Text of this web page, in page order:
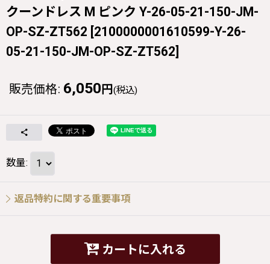
クーンドレス M ピンク Y-26-05-21-150-JM-
OP-SZ-ZT562 [2100000001610599-Y-26-
05-21-150-JM-OP-SZ-ZT562]
販売価格: 6,050 円 (税込)
数量:
返品特約に関する重要事項
カートに入れる